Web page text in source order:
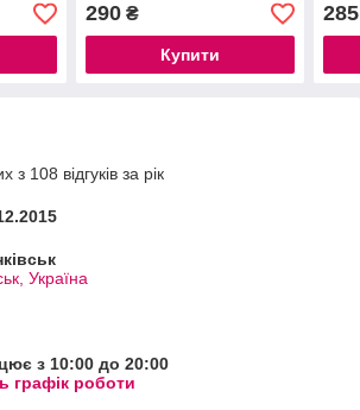
290₴
Купити
285
з 108 відгуків за рік
Україна
з 10:00 до 20:00
графік роботи